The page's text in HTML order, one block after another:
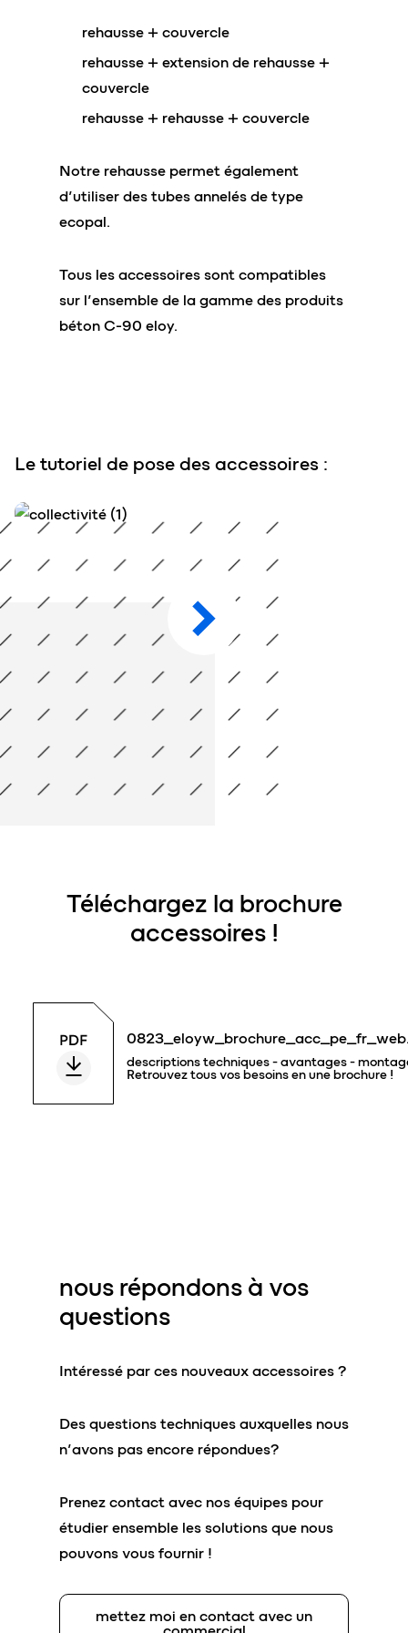
rehausse + couvercle
rehausse + extension de rehausse +
couvercle
rehausse + rehausse + couvercle
Notre rehausse permet également
d’utiliser des tubes annelés de type
ecopal.
Tous les accessoires sont compatibles
sur l’ensemble de la gamme des produits
béton C-90 eloy.
Le tutoriel de pose des accessoires :
Téléchargez la brochure
accessoires !
descriptions techniques - avantages -
Retrouvez tous vos besoins en une brochure !
nous répondons à vos
questions
Intéressé par ces nouveaux accessoires ?
Des questions techniques auxquelles nous
n’avons pas encore répondues?
Prenez contact avec nos équipes pour
étudier ensemble les solutions que nous
pouvons vous fournir !
mettez moi en contact avec un